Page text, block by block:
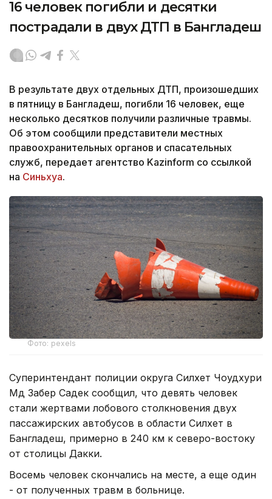
16 человек погибли и десятки
пострадали в двух ДТП в Бангладеш
В результате двух отдельных ДТП, произошедших
в пятницу в Бангладеш, погибли 16 человек, еще
несколько десятков получили различные травмы.
Об этом сообщили представители местных
правоохранительных органов и спасательных
служб, передает агентство Kazinform со ссылкой
на Синьхуа.
Фото: pexels
Суперинтендант полиции округа Силхет Чоудхури
Мд Забер Садек сообщил, что девять человек
стали жертвами лобового столкновения двух
пассажирских автобусов в области Силхет в
Бангладеш, примерно в 240 км к северо-востоку
от столицы Дакки.
Восемь человек скончались на месте, а еще один
- от полученных травм в больнице.